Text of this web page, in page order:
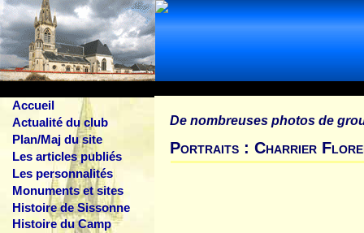
Accueil
Actualité du club
Plan/Maj du site
Les articles publiés
Les personnalités
Monuments et sites
Histoire de Sissonne
Histoire du Camp
De nombreuses photos de
Portraits : Charrier